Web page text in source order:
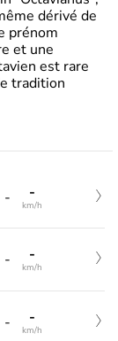
dérivé de
prénom
et une
est rare
tradition
- -
km/h
- -
km/h
- -
km/h